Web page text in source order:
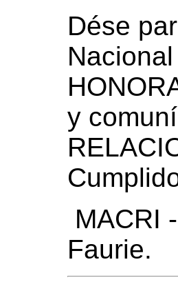
Dése
y
MACRI
Faurie.